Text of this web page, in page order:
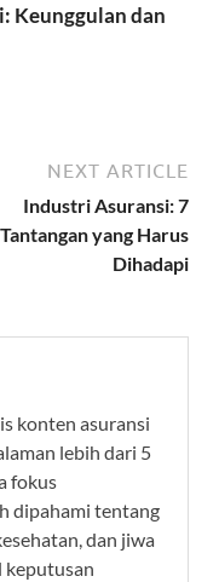
Keunggulan dan
NEXT ARTICLE
Industri Asuransi: 7
Tantangan yang Harus
Dihadapi
konten asuransi
lebih dari 5
fokus
dipahami tentang
dan jiwa
keputusan